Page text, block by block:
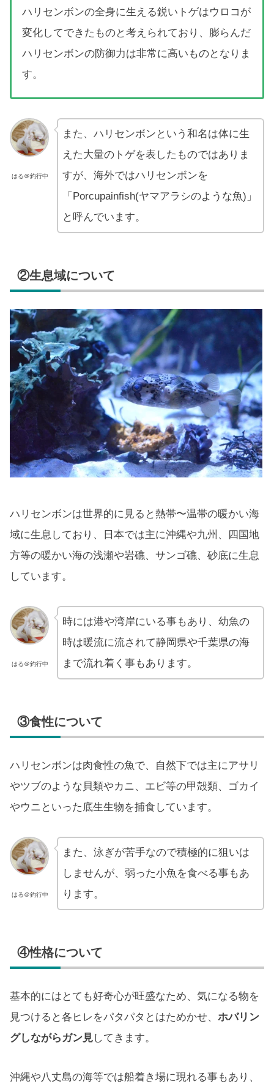
ハリセンボンの全身に生える鋭いトゲはウロコが
変化してできたものと考えられており、膨らんだ
ハリセンボンの防御力は非常に高いものとなりま
す。
はる＠釣行中
また、ハリセンボンという和名は体に生
えた大量のトゲを表したものではありま
すが、海外ではハリセンボンを
「Porcupainfish(ヤマアラシのような魚)」
と呼んでいます。
②生息域について
ハリセンボンは世界的に見ると熱帯〜温帯の暖かい海
域に生息しており、日本では主に沖縄や九州、四国地
方等の暖かい海の浅瀬や岩礁、サンゴ礁、砂底に生息
しています。
はる＠釣行中
時には港や湾岸にいる事もあり、幼魚の
時は暖流に流されて静岡県や千葉県の海
まで流れ着く事もあります。
③食性について
ハリセンボンは肉食性の魚で、自然下では主にアサリ
やツブのような貝類やカニ、エビ等の甲殻類、ゴカイ
やウニといった底生生物を捕食しています。
はる＠釣行中
また、泳ぎが苦手なので積極的に狙いは
しませんが、弱った小魚を食べる事もあ
ります。
④性格について
基本的にはとても好奇心が旺盛なため、気になる物を
見つけると各ヒレをパタパタとはためかせ、 ホバリン
グしながらガン見してきます。
沖縄や八丈島の海等では船着き場に現れる事もあり、